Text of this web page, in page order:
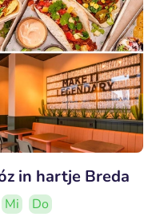
in hartje Breda
Mi
Do